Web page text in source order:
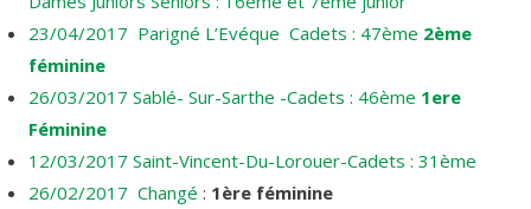
23/04/2017 Parigné L’Evéque Cadets : 47ème 2ème
féminine
26/03/2017 Sablé- Sur-Sarthe -Cadets : 46ème 1ere
Féminine
12/03/2017 Saint-Vincent-Du-Lorouer-Cadets : 31ème
26/02/2017 Changé : 1ère féminine